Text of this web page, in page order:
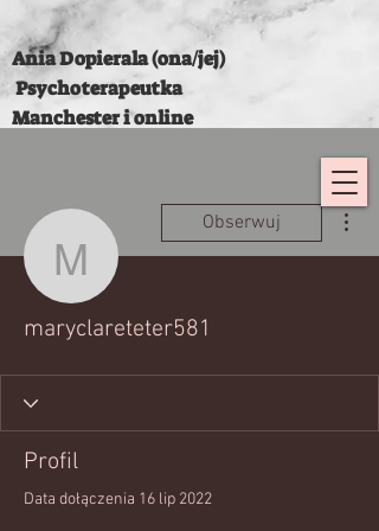
Ania Dopierala (ona/jej)
Psychoterapeutka
Manchester i online
Obserwuj
maryclareteter581
Profil
Data dołączenia 16 lip 2022